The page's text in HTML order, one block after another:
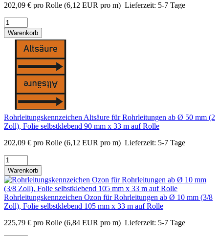
202,09 € pro Rolle (6,12 EUR pro m) Lieferzeit: 5-7 Tage
Warenkorb
Rohrleitungskennzeichen Altsäure für Rohrleitungen ab Ø 50 mm (2
Zoll), Folie selbstklebend 90 mm x 33 m auf Rolle
202,09 € pro Rolle (6,12 EUR pro m) Lieferzeit: 5-7 Tage
Warenkorb
Rohrleitungskennzeichen Ozon für Rohrleitungen ab Ø 10 mm (3/8
Zoll), Folie selbstklebend 105 mm x 33 m auf Rolle
225,79 € pro Rolle (6,84 EUR pro m) Lieferzeit: 5-7 Tage